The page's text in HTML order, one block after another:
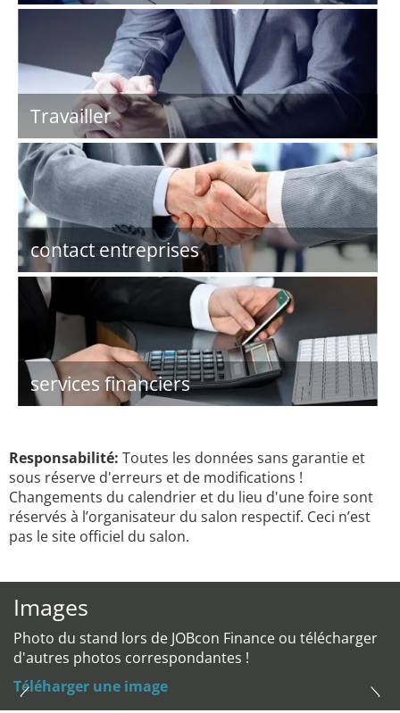
Travailler
contact entreprises
services financiers
Responsabilité: Toutes les données sans garantie et
sous réserve d'erreurs et de modifications !
Changements du calendrier et du lieu d'une foire sont
réservés à l’organisateur du salon respectif. Ceci n’est
pas le site officiel du salon.
Images
Photo du stand lors de JOBcon Finance ou télécharger
d'autres photos correspondantes !
Téléharger une image